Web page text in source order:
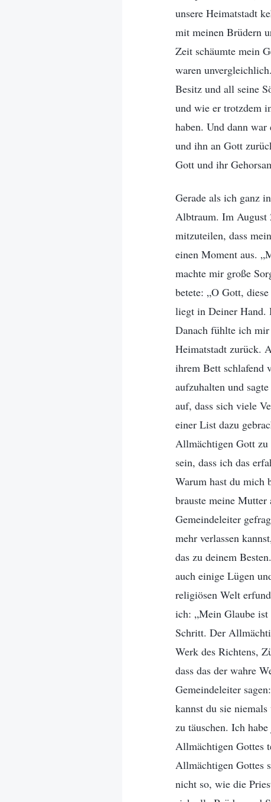
unsere Heimatstadt
mit meinen Brüdern
Zeit schäumte mein
waren
Besitz und all seine
und wie er trotzdem
haben. Und dann
und ihn an Gott
Gott und ihr
Gerade als ich ganz
Albtraum. Im August
mitzuteilen, dass
einen Moment aus.
machte mir große
betete: „O Gott,
liegt in Deiner Hand.
Danach fühlte ich
Heimatstadt zurück.
ihrem Bett schlafend
aufzuhalten und
auf, dass sich viele
einer List dazu
Allmächtigen Gott zu
sein, dass ich das
Warum hast du mich
brauste meine
Gemeindeleiter
mehr verlassen
das zu deinem
auch einige Lügen
religiösen Welt
ich: „Mein Glaube
Schritt. Der
Werk des Richtens,
dass das der wahre
Gemeindeleiter
kannst du sie
zu täuschen. Ich
Allmächtigen Gottes
Allmächtigen Gottes
nicht so, wie die